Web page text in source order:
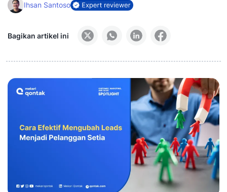
Ihsan Santoso
Bagikan artikel ini